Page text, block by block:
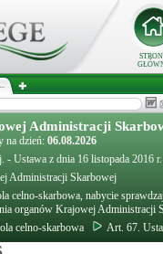
Administracji
na dzień: 06.08.2026
- Ustawa z dnia 16 listopada 2016
Administracji Skarbowej
celno-skarbowa, nabycie
organów Krajowej Administracji
celno-skarbowa
Art. 67.